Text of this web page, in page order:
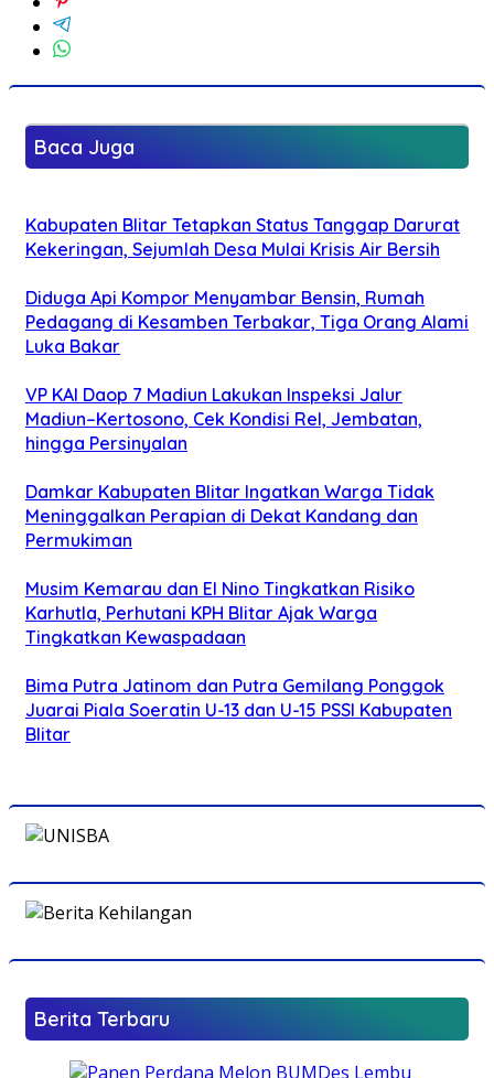
Baca Juga
Kabupaten Blitar Tetapkan Status Tanggap Darurat
Kekeringan, Sejumlah Desa Mulai Krisis Air Bersih
Diduga Api Kompor Menyambar Bensin, Rumah
Pedagang di Kesamben Terbakar, Tiga Orang Alami
Luka Bakar
VP KAI Daop 7 Madiun Lakukan Inspeksi Jalur
Madiun–Kertosono, Cek Kondisi Rel, Jembatan,
hingga Persinyalan
Damkar Kabupaten Blitar Ingatkan Warga Tidak
Meninggalkan Perapian di Dekat Kandang dan
Permukiman
Musim Kemarau dan El Nino Tingkatkan Risiko
Karhutla, Perhutani KPH Blitar Ajak Warga
Tingkatkan Kewaspadaan
Bima Putra Jatinom dan Putra Gemilang Ponggok
Juarai Piala Soeratin U-13 dan U-15 PSSI Kabupaten
Blitar
Berita Terbaru